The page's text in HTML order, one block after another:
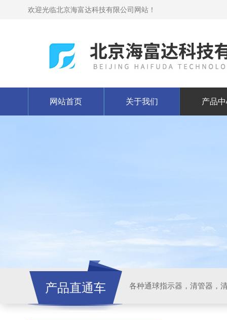
欢迎光临北京海富达科技有限公司网站！
网站首页 关于我们 产品
产品直通车 各种通球指示器，清管器，